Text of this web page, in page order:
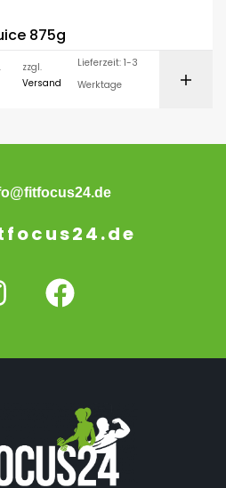
875g
zzgl.
Versand
Lieferzeit: 1-3
Werktage